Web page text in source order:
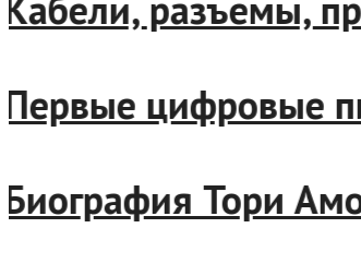
Первые цифровые
Биография Тори